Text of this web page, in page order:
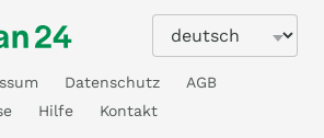
Datenschutz
AGB
Hilfe Kontakt